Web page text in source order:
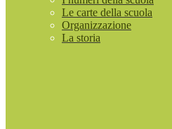
Le carte della scuola
Organizzazione
La storia